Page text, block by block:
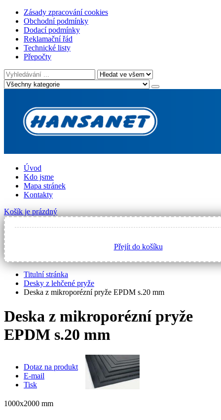
Zásady zpracování cookies
Obchodní podmínky
Dodací podmínky
Reklamační řád
Technické listy
Přepočty
Úvod
Kdo jsme
Mapa stránek
Kontakty
Košík je prázdný
Přejít do košíku
Titulní stránka
Desky z lehčené pryže
Deska z mikroporézní pryže EPDM s.20 mm
Deska z mikroporézní pryže
EPDM s.20 mm
Dotaz na produkt
E-mail
Tisk
1000x2000 mm